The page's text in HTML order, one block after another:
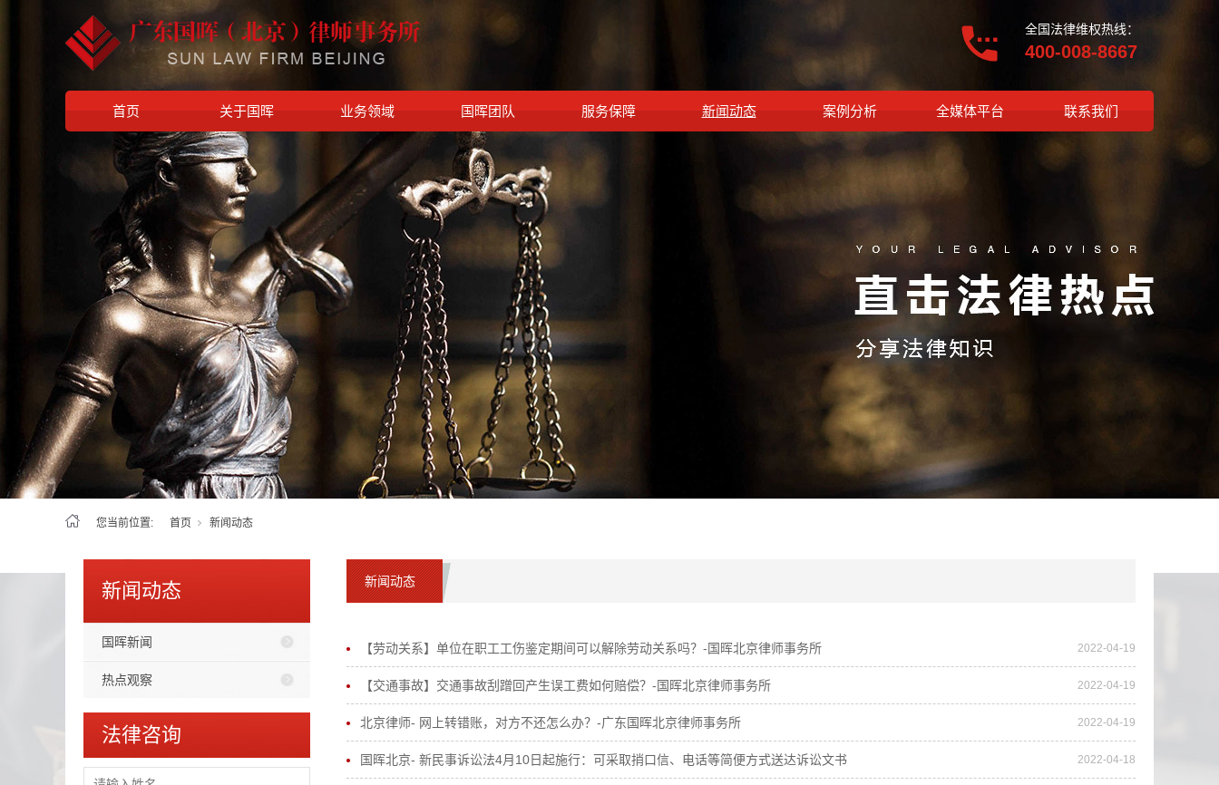
全国法律维权热线：
400-008-8667
首页 关于国晖 业务领域 国晖团队 服务保障 新闻动态 案例分析 全媒体平台 联系我们
您当前位置: 首页 新闻动态
新闻动态
国晖新闻
热点观察
法律咨询
新闻动态
【劳动关系】单位在职工工伤鉴定期间可以解除劳动关系吗？-国晖北京律师事务所 2022-04-19
【交通事故】交通事故刮蹭回产生误工费如何赔偿？-国晖北京律师事务所 2022-04-19
北京律师- 网上转错账，对方不还怎么办？-广东国晖北京律师事务所 2022-04-19
国晖北京- 新民事诉讼法4月10日起施行：可采取捎口信、电话等简便方式送达诉讼文书 2022-04-18